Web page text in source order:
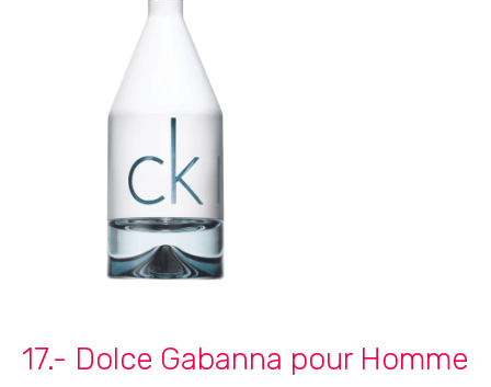
17.- Dolce Gabanna pour Homme